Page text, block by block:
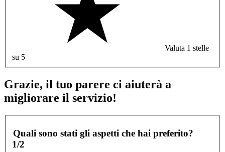
Valuta 1 stelle
su 5
Grazie, il tuo parere ci aiuterà a
migliorare il servizio!
Quali sono stati gli aspetti che hai preferito?
1/2